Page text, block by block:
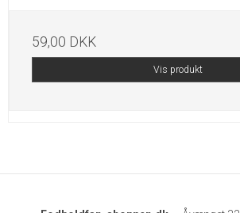
59,00 DKK
Vis produkt